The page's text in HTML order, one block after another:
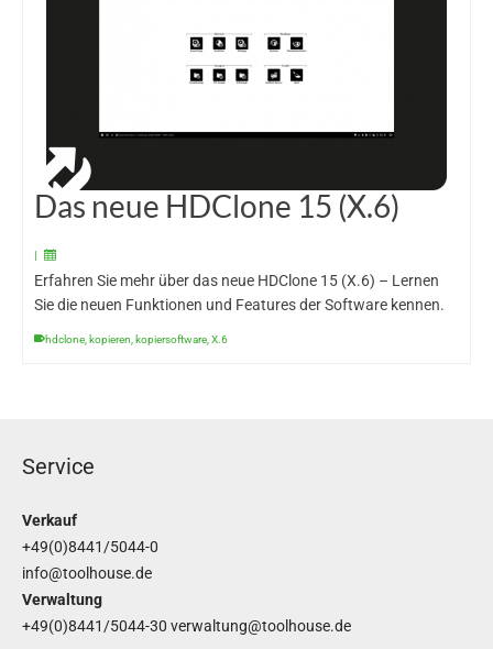
Das neue HDClone 15 (X.6)
Erfahren Sie mehr über das neue HDClone 15 (X.6) – Lernen
Sie die neuen Funktionen und Features der Software kennen.
hdclone kopieren kopiersoftware X.6
Service
Verkauf
+49(0)8441/5044-0
info@toolhouse.de
Verwaltung
+49(0)8441/5044-30 verwaltung@toolhouse.de